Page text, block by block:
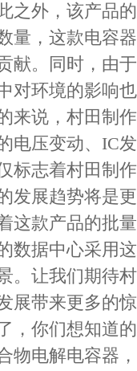
之外，该产品
量，这款电容
献。同时，由
对环境的影响
来说，村田制
电压变动、IC
标志着村田制
发展趋势将是
这款产品的批
数据中心采用
。让我们期待
展带来更多的
，你们想知道
物电解电容器